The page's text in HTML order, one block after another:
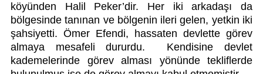
köyünden Halil Peker’dir. Her iki arkadaşı da
bölgesinde tanınan ve bölgenin ileri gelen, yetkin iki
şahsiyetti. Ömer Efendi, hassaten devlette görev
almaya mesafeli dururdu.  Kendisine devlet
kademelerinde görev alması yönünde tekliflerde